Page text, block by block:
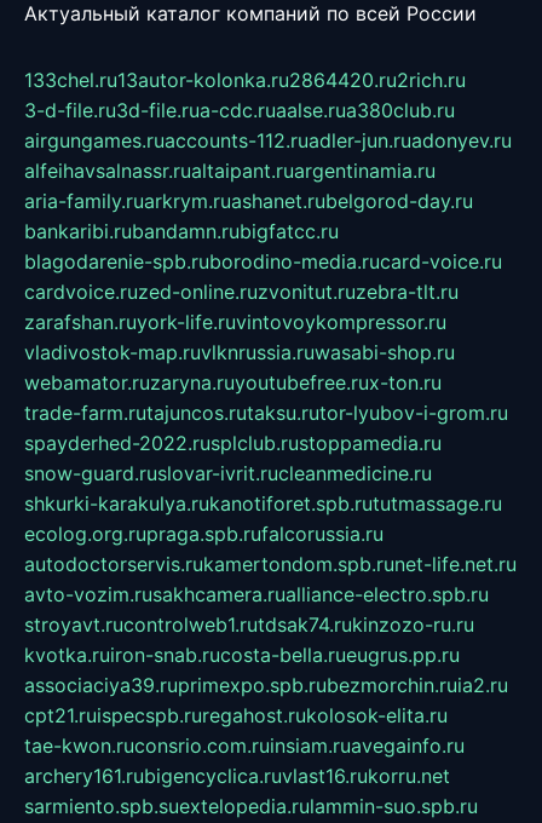
Актуальный каталог компаний по всей России
133chel.ru13autor-kolonka.ru2864420.ru2rich.ru
3-d-file.ru3d-file.rua-cdc.ruaalse.rua380club.ru
airgungames.ruaccounts-112.ruadler-jun.ruadonyev.ru
alfeihavsalnassr.rualtaipant.ruargentinamia.ru
aria-family.ruarkrym.ruashanet.rubelgorod-day.ru
bankaribi.rubandamn.rubigfatcc.ru
blagodarenie-spb.ruborodino-media.rucard-voice.ru
cardvoice.ruzed-online.ruzvonitut.ruzebra-tlt.ru
zarafshan.ruyork-life.ruvintovoykompressor.ru
vladivostok-map.ruvlknrussia.ruwasabi-shop.ru
webamator.ruzaryna.ruyoutubefree.rux-ton.ru
trade-farm.rutajuncos.rutaksu.rutor-lyubov-i-grom.ru
spayderhed-2022.rusplclub.rustoppamedia.ru
snow-guard.ruslovar-ivrit.rucleanmedicine.ru
shkurki-karakulya.rukanotiforet.spb.rututmassage.ru
ecolog.org.rupraga.spb.rufalcorussia.ru
autodoctorservis.rukamertondom.spb.runet-life.net.ru
avto-vozim.rusakhcamera.rualliance-electro.spb.ru
stroyavt.rucontrolweb1.rutdsak74.rukinzozo-ru.ru
kvotka.ruiron-snab.rucosta-bella.rueugrus.pp.ru
associaciya39.ruprimexpo.spb.rubezmorchin.ruia2.ru
cpt21.ruispecspb.ruregahost.rukolosok-elita.ru
tae-kwon.ruconsrio.com.ruinsiam.ruavegainfo.ru
archery161.rubigencyclica.ruvlast16.rukorru.net
sarmiento.spb.suextelopedia.rulammin-suo.spb.ru